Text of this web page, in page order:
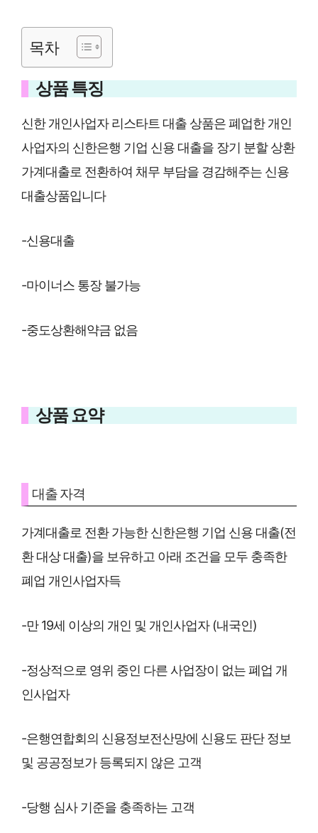
목차
상품 특징
신한 개인사업자 리스타트 대출 상품은 폐업한 개인
사업자의 신한은행 기업 신용 대출을 장기 분할 상환
가계대출로 전환하여 채무 부담을 경감해주는 신용
대출상품입니다
-신용대출
-마이너스 통장 불가능
-중도상환해약금 없음
상품 요약
대출 자격
가계대출로 전환 가능한 신한은행 기업 신용 대출(전
환 대상 대출)을 보유하고 아래 조건을 모두 충족한
폐업 개인사업자득
-만 19세 이상의 개인 및 개인사업자 (내국인)
-정상적으로 영위 중인 다른 사업장이 없는 폐업 개
인사업자
-은행연합회의 신용정보전산망에 신용도 판단 정보
및 공공정보가 등록되지 않은 고객
-당행 심사 기준을 충족하는 고객